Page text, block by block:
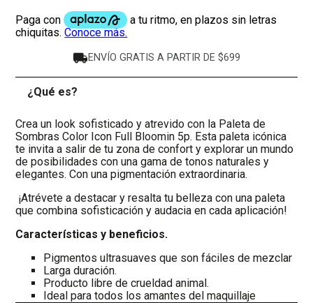
ENVÍO GRATIS A PARTIR DE $699
¿Qué es?
Crea un look sofisticado y atrevido con la Paleta de
Sombras Color Icon Full Bloomin 5p. Esta paleta icónica
te invita a salir de tu zona de confort y explorar un mundo
de posibilidades con una gama de tonos naturales y
elegantes. Con una pigmentación extraordinaria.
¡Atrévete a destacar y resalta tu belleza con una paleta
que combina sofisticación y audacia en cada aplicación!
Características y beneficios.
Pigmentos ultrasuaves que son fáciles de mezclar
Larga duración.
Producto libre de crueldad animal.
Ideal para todos los amantes del maquillaje